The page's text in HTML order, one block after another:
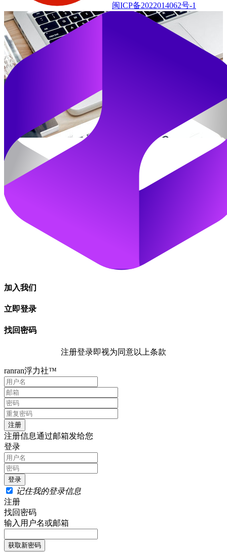
闽ICP备2022014062号-1
加入我们
立即登录
找回密码
注册登录即视为同意以上条款
ranran浮力社™
注册信息通过邮箱发给您
登录
记住我的登录信息
注册
找回密码
输入用户名或邮箱